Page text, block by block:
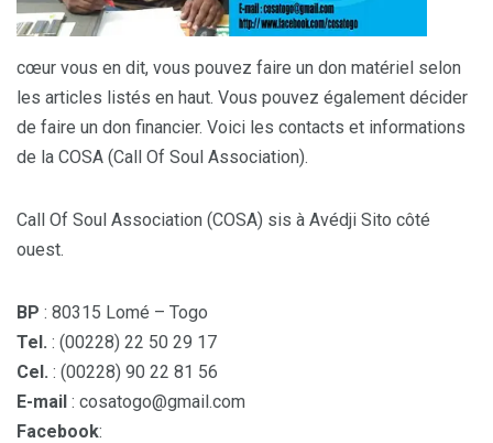
cœur vous en dit, vous pouvez faire un don matériel selon
les articles listés en haut. Vous pouvez également décider
de faire un don financier. Voici les contacts et informations
de la COSA (Call Of Soul Association).
Call Of Soul Association (COSA) sis à Avédji Sito côté
ouest.
BP : 80315 Lomé – Togo
Tel. : (00228) 22 50 29 17
Cel. : (00228) 90 22 81 56
E-mail : cosatogo@gmail.com
Facebook: